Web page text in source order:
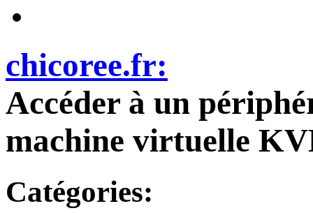
chicoree.fr:
Accéder à un
machine virtuelle
Catégories: